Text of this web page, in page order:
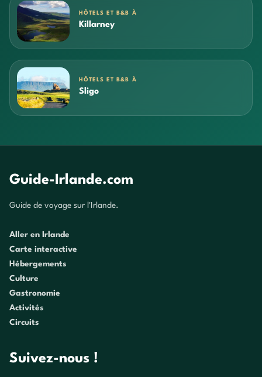
HÔTELS ET B&B À
Killarney
HÔTELS ET B&B À
Sligo
Guide-Irlande.com
Guide de voyage sur l'Irlande.
Aller en Irlande
Carte interactive
Hébergements
Culture
Gastronomie
Activités
Circuits
Suivez-nous !